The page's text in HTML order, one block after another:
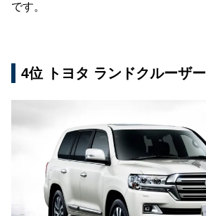
です。
4位 トヨタ ランドクルーザー